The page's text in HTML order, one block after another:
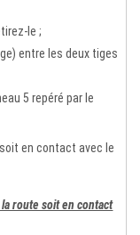
le ;
entre les deux tiges
5 repéré par le
en contact avec le
route soit en contact